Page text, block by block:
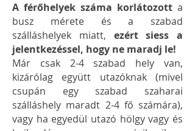
A férőhelyek száma korlátozott a
busz mérete és a szabad
szálláshelyek miatt, ezért siess a
jelentkezéssel, hogy ne maradj le!
Már csak 2-4 szabad hely van,
kizárólag együtt utazóknak (mivel
csupán egy szabad szaharai
szálláshely maradt 2-4 fő számára),
vagy ha egyedül utazó hölgy vagy és